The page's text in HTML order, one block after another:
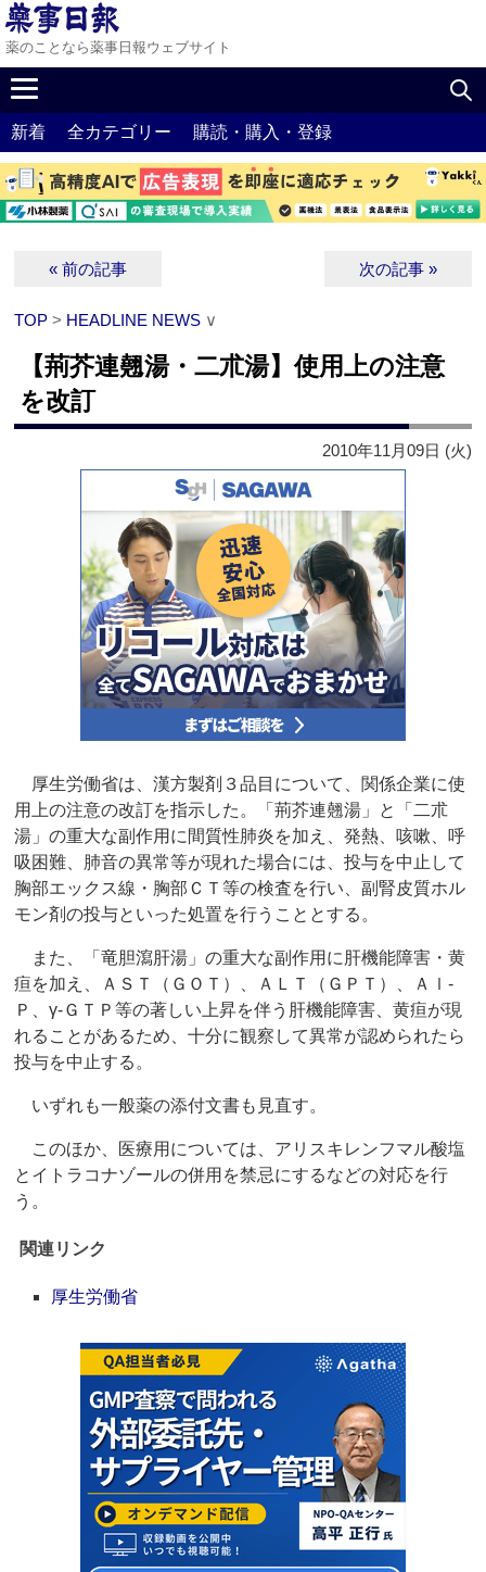
薬のことなら薬事日報ウェブサイト
新着 全カテゴリー 購読・購入・登録
« 前の記事 次の記事 »
TOP > HEADLINE NEWS ∨
【荊芥連翹湯・二朮湯】使用上の注意
を改訂
2010年11月09日 (火)
厚生労働省は、漢方製剤３品目について、関係企業に使
用上の注意の改訂を指示した。「荊芥連翹湯」と「二朮
湯」の重大な副作用に間質性肺炎を加え、発熱、咳嗽、呼
吸困難、肺音の異常等が現れた場合には、投与を中止して
胸部エックス線・胸部ＣＴ等の検査を行い、副腎皮質ホル
モン剤の投与といった処置を行うこととする。
また、「竜胆瀉肝湯」の重大な副作用に肝機能障害・黄
疸を加え、ＡＳＴ（ＧＯＴ）、ＡＬＴ（ＧＰＴ）、Ａｌ‐
Ｐ、γ‐ＧＴＰ等の著しい上昇を伴う肝機能障害、黄疸が現
れることがあるため、十分に観察して異常が認められたら
投与を中止する。
いずれも一般薬の添付文書も見直す。
このほか、医療用については、アリスキレンフマル酸塩
とイトラコナゾールの併用を禁忌にするなどの対応を行
う。
関連リンク
厚生労働省